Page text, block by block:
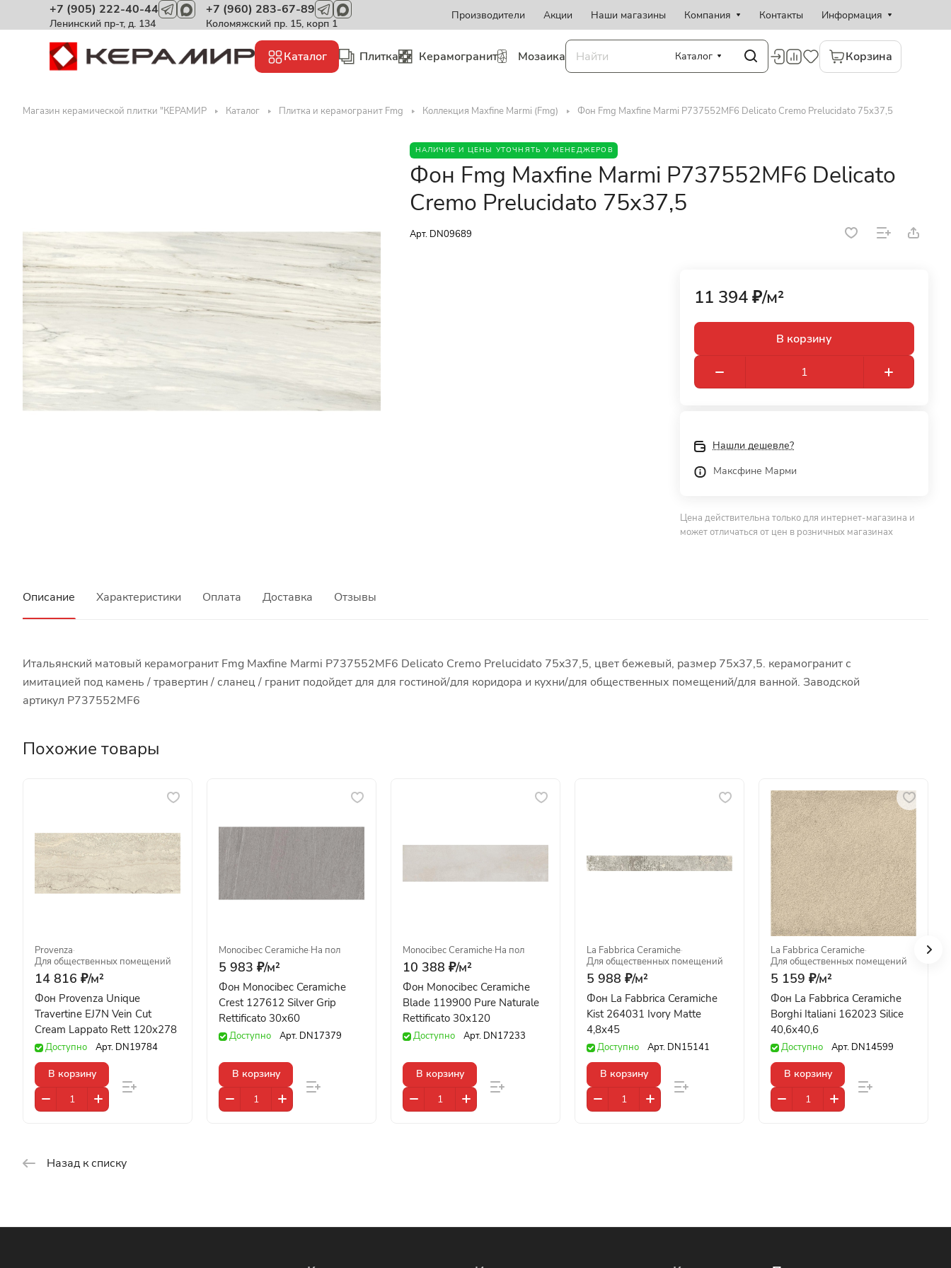
+7 (905) 222-40-44
Ленинский пр-т, д. 134
+7 (960) 283-67-89
Коломяжский пр. 15, корп 1
Производители Акции Наши магазины Компания Контакты Информация
Каталог Плитка Керамогранит Мозаика Каталог Корзина
Магазин керамической плитки "КЕРАМИР Каталог Плитка и керамогранит Fmg Коллекция Maxfine Marmi (Fmg) Фон Fmg Maxfine Marmi P737552MF6 Delicato Cremo Prelucidato 75x37,5
НАЛИЧИЕ И ЦЕНЫ УТОЧНЯТЬ У МЕНЕДЖЕРОВ
Фон Fmg Maxfine Marmi P737552MF6 Delicato
Cremo Prelucidato 75x37,5
Арт. DN09689
11 394 ₽/м²
В корзину
Нашли дешевле?
Максфине Марми
Цена действительна только для интернет-магазина и
может отличаться от цен в розничных магазинах
Описание Характеристики Оплата Доставка Отзывы
Итальянский матовый керамогранит Fmg Maxfine Marmi P737552MF6 Delicato Cremo Prelucidato 75x37,5, цвет бежевый, размер 75x37,5. керамогранит с
имитацией под камень / травертин / сланец / гранит подойдет для для гостиной/для коридора и кухни/для общественных помещений/для ванной. Заводской
артикул P737552MF6
Похожие товары
Provenza·
Для общественных помещений
14 816 ₽/м²
Фон Provenza Unique
Travertine EJ7N Vein Cut
Cream Lappato Rett 120x278
Доступно Арт. DN19784
В корзину
Monocibec Ceramiche·На пол
5 983 ₽/м²
Фон Monocibec Ceramiche
Crest 127612 Silver Grip
Rettificato 30x60
Доступно Арт. DN17379
В корзину
Monocibec Ceramiche·На пол
10 388 ₽/м²
Фон Monocibec Ceramiche
Blade 119900 Pure Naturale
Rettificato 30x120
Доступно Арт. DN17233
В корзину
La Fabbrica Ceramiche·
Для общественных помещений
5 988 ₽/м²
Фон La Fabbrica Ceramiche
Kist 264031 Ivory Matte
4,8x45
Доступно Арт. DN15141
В корзину
La Fabbrica Ceramiche·
Для общественных помещений
5 159 ₽/м²
Фон La Fabbrica Ceramiche
Borghi Italiani 162023 Silice
40,6x40,6
Доступно Арт. DN14599
В корзину
Назад к списку